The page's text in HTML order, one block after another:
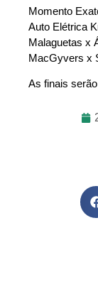
Momento
Auto Elétrica
Malaguetas x
MacGyvers x
As finais